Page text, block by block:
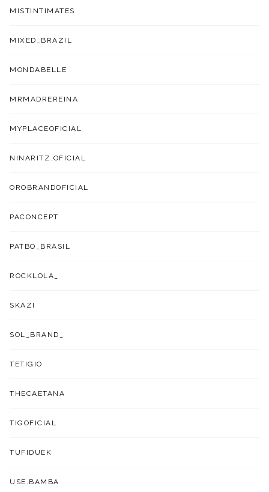
MISTINTIMATES
MIXED_BRAZIL
MONDABELLE
MRMADREREINA
MYPLACEOFICIAL
NINARITZ.OFICIAL
OROBRANDOFICIAL
PACONCEPT
PATBO_BRASIL
ROCKLOLA_
SKAZI
SOL_BRAND_
TETIGIO
THECAETANA
TIGOFICIAL
TUFIDUEK
USE.BAMBA